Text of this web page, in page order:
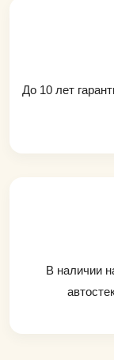
До 10 лет
В наличии